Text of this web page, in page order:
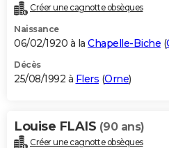
Créer une cagnotte obsèques
Naissance
06/02/1920 à la Chapelle-Biche (
Décès
25/08/1992 à Flers (Orne)
Louise FLAIS (90 ans)
Créer une cagnotte obsèques